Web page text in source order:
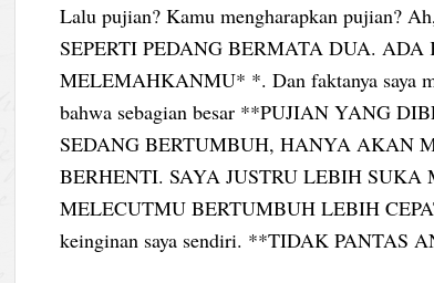
Lalu pujian? Kamu mengharapkan pujian?
SEPERTI PEDANG BERMATA DUA.
MELEMAHKANMU* *. Dan faktanya saya
bahwa sebagian besar **PUJIAN YANG
SEDANG BERTUMBUH, HANYA AKAN
BERHENTI. SAYA JUSTRU LEBIH
MELECUTMU BERTUMBUH LEBIH
keinginan saya sendiri. **TIDAK PANTAS